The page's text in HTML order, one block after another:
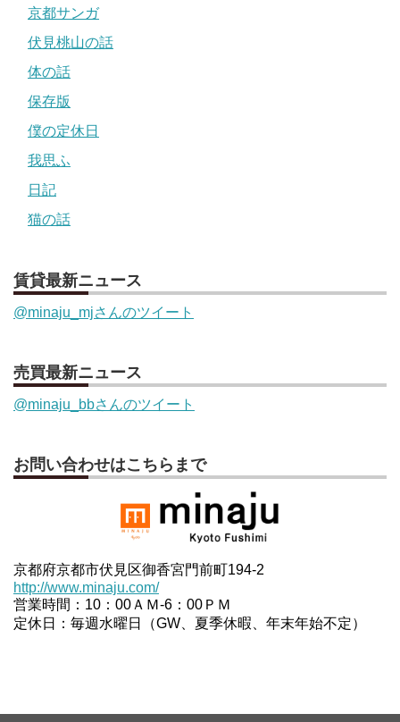
京都サンガ
伏見桃山の話
体の話
保存版
僕の定休日
我思ふ
日記
猫の話
賃貸最新ニュース
@minaju_mjさんのツイート
売買最新ニュース
@minaju_bbさんのツイート
お問い合わせはこちらまで
京都府京都市伏見区御香宮門前町194-2
http://www.minaju.com/
営業時間：10：00ＡＭ-6：00ＰＭ
定休日：毎週水曜日（GW、夏季休暇、年末年始不定）